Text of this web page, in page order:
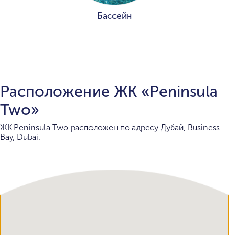
Бассейн
Расположение ЖК «Peninsula
Two»
ЖК Peninsula Two расположен по адресу Дубай, Business
Bay, Dubai.